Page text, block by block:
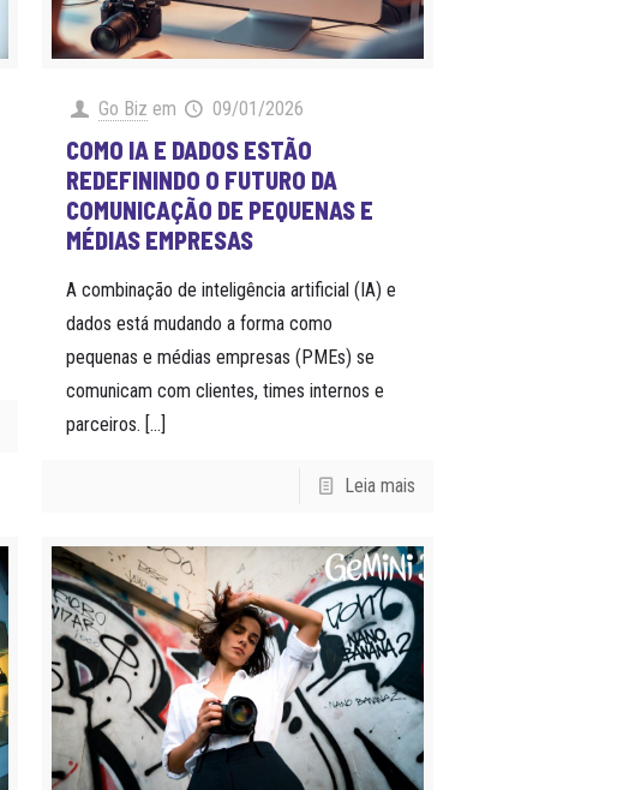
Go Biz em 09/01/2026
COMO IA E DADOS ESTÃO
REDEFININDO O FUTURO DA
COMUNICAÇÃO DE PEQUENAS E
MÉDIAS EMPRESAS
A combinação de inteligência artificial (IA) e
dados está mudando a forma como
pequenas e médias empresas (PMEs) se
comunicam com clientes, times internos e
parceiros. […]
Leia mais